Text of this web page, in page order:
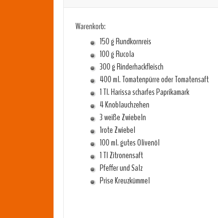
Warenkorb:
150 g Rundkornreis
100 g Rucola
300 g Rinderhackfleisch
400 ml. Tomatenpürre oder Tomatensaft
1 Tl. Harissa scharfes Paprikamark
4 Knoblauchzehen
3 weiße Zwiebeln
1rote Zwiebel
100 ml. gutes Olivenöl
1 Tl Zitronensaft
Pfeffer und Salz
Prise Kreuzkümmel